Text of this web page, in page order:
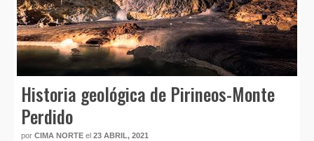
Historia geológica de Pirineos-Monte
Perdido
por CIMA NORTE el 23 ABRIL, 2021